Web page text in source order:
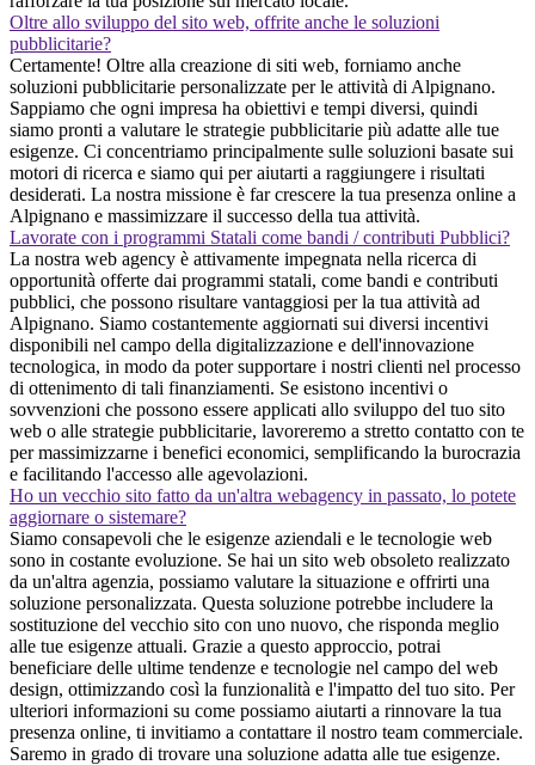
Oltre allo sviluppo del sito web, offrite anche le soluzioni
pubblicitarie?
Certamente! Oltre alla creazione di siti web, forniamo anche
soluzioni pubblicitarie personalizzate per le attività di Alpignano.
Sappiamo che ogni impresa ha obiettivi e tempi diversi, quindi
siamo pronti a valutare le strategie pubblicitarie più adatte alle tue
esigenze. Ci concentriamo principalmente sulle soluzioni basate sui
motori di ricerca e siamo qui per aiutarti a raggiungere i risultati
desiderati. La nostra missione è far crescere la tua presenza online a
Alpignano e massimizzare il successo della tua attività.
Lavorate con i programmi Statali come bandi / contributi Pubblici?
La nostra web agency è attivamente impegnata nella ricerca di
opportunità offerte dai programmi statali, come bandi e contributi
pubblici, che possono risultare vantaggiosi per la tua attività ad
Alpignano. Siamo costantemente aggiornati sui diversi incentivi
disponibili nel campo della digitalizzazione e dell'innovazione
tecnologica, in modo da poter supportare i nostri clienti nel processo
di ottenimento di tali finanziamenti. Se esistono incentivi o
sovvenzioni che possono essere applicati allo sviluppo del tuo sito
web o alle strategie pubblicitarie, lavoreremo a stretto contatto con te
per massimizzarne i benefici economici, semplificando la burocrazia
e facilitando l'accesso alle agevolazioni.
Ho un vecchio sito fatto da un'altra webagency in passato, lo potete
aggiornare o sistemare?
Siamo consapevoli che le esigenze aziendali e le tecnologie web
sono in costante evoluzione. Se hai un sito web obsoleto realizzato
da un'altra agenzia, possiamo valutare la situazione e offrirti una
soluzione personalizzata. Questa soluzione potrebbe includere la
sostituzione del vecchio sito con uno nuovo, che risponda meglio
alle tue esigenze attuali. Grazie a questo approccio, potrai
beneficiare delle ultime tendenze e tecnologie nel campo del web
design, ottimizzando così la funzionalità e l'impatto del tuo sito. Per
ulteriori informazioni su come possiamo aiutarti a rinnovare la tua
presenza online, ti invitiamo a contattare il nostro team commerciale.
Saremo in grado di trovare una soluzione adatta alle tue esigenze.